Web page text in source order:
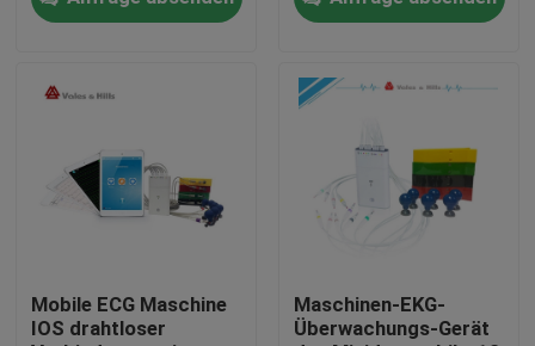
Fordern Sie ein Zitat
Company News
Hand-ecg Maschine
Kasten stillsteht
Mobile ECG Maschine
IOS drahtloser
Maschinen-EKG-
Überwachungs-Gerät